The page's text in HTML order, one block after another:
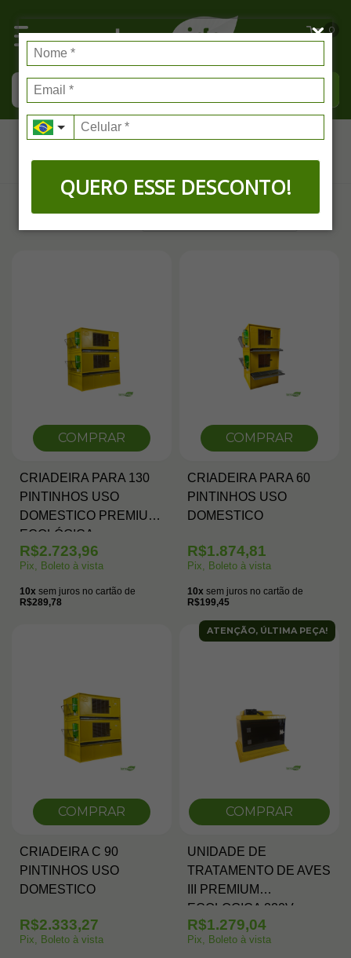
QUERO ESSE DESCONTO!
0
Criadeiras
FILTRAR
COMPRAR
CRIADEIRA PARA 130
PINTINHOS USO
DOMESTICO PREMIUM
ECOLÓGICA
R$2.723,96
Pix, Boleto à vista
10x sem juros no cartão de
R$289,78
COMPRAR
CRIADEIRA PARA 60
PINTINHOS USO
DOMESTICO
R$1.874,81
Pix, Boleto à vista
10x sem juros no cartão de
R$199,45
COMPRAR
CRIADEIRA C 90
PINTINHOS USO
DOMESTICO
R$2.333,27
Pix, Boleto à vista
ATENÇÃO, ÚLTIMA PEÇA!
COMPRAR
UNIDADE DE
TRATAMENTO DE AVES
III PREMIUM
ECOLOGICA 220V
R$1.279,04
Pix, Boleto à vista